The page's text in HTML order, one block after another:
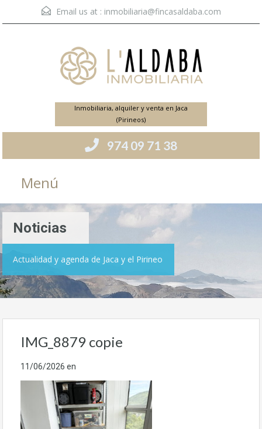
Email us at : inmobiliaria@fincasaldaba.com
Inmobiliaria, alquiler y venta en Jaca
(Pirineos)
974 09 71 38
Menú
Noticias
Actualidad y agenda de Jaca y el Pirineo
IMG_8879 copie
11/06/2026 en